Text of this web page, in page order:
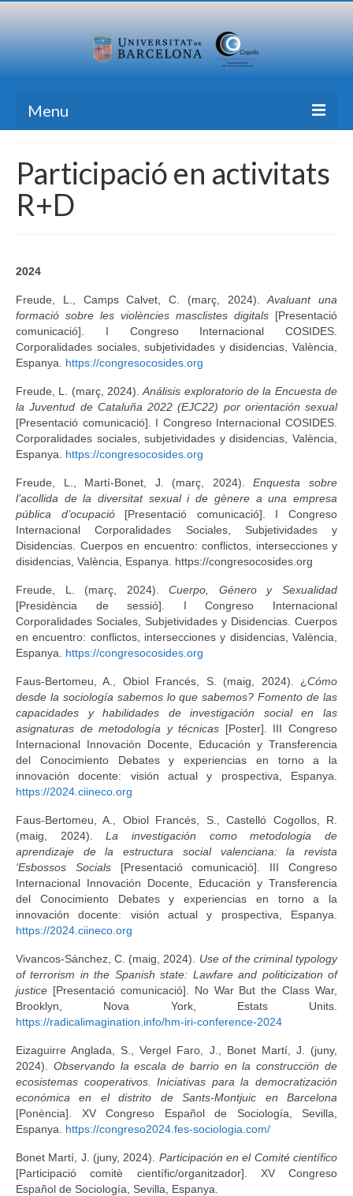
Menu
Recerca
Formació
Totes les Notícies
Contacte
Participació en activitats
R+D
2024
Freude, L., Camps Calvet, C. (març, 2024).Avaluant una
formació sobre les violències masclistes digitals [Presentació
comunicació]. I Congreso Internacional COSIDES.
Corporalidades sociales, subjetividades y disidencias, València,
Espanya. https://congresocosides.org
Freude, L. (març, 2024).Análisis exploratorio de la Encuesta de
la Juventud de Cataluña 2022 (EJC22) por orientación sexual
[Presentació comunicació]. I Congreso Internacional COSIDES.
Corporalidades sociales, subjetividades y disidencias, València,
Espanya. https://congresocosides.org
Freude, L., Martí-Bonet, J. (març, 2024).Enquesta sobre
l’acollida de la diversitat sexual i de gènere a una empresa
pública d’ocupació[Presentació comunicació]. I Congreso
Internacional Corporalidades Sociales, Subjetividades y
Disidencias. Cuerpos en encuentro: conflictos, intersecciones y
disidencias, València, Espanya. https://congresocosides.org
Freude, L. (març, 2024).Cuerpo, Género y Sexualidad
[Presidència de sessió]. I Congreso Internacional
Corporalidades Sociales, Subjetividades y Disidencias. Cuerpos
en encuentro: conflictos, intersecciones y disidencias, València,
Espanya. https://congresocosides.org
Faus-Bertomeu, A., Obiol Francés, S. (maig, 2024). ¿Cómo
desde la sociología sabemos lo que sabemos? Fomento de las
capacidades y habilidades de investigación social en las
asignaturas de metodología y técnicas [Poster]. III Congreso
Internacional Innovación Docente, Educación y Transferencia
del Conocimiento Debates y experiencias en torno a la
innovación docente: visión actual y prospectiva, Espanya.
https://2024.ciineco.org
Faus-Bertomeu, A., Obiol Francés, S., Castelló Cogollos, R.
(maig, 2024).La investigación como metodologia de
aprendizaje de la estructura social valenciana: la revista
‘Esbossos Socials[Presentació comunicació]. III Congreso
Internacional Innovación Docente, Educación y Transferencia
del Conocimiento Debates y experiencias en torno a la
innovación docente: visión actual y prospectiva, Espanya.
https://2024.ciineco.org
Vivancos-Sánchez, C. (maig, 2024). Use of the criminal typology
of terrorism in the Spanish state: Lawfare and politicization of
justice [Presentació comunicació]. No War But the Class War,
Brooklyn, Nova York, Estats Units.
https://radicalimagination.info/hm-iri-conference-2024
Eizaguirre Anglada, S., Vergel Faro, J., Bonet Martí, J. (juny,
2024). Observando la escala de barrio en la construcción de
ecosistemas cooperativos. Iniciativas para la democratización
económica en el distrito de Sants-Montjuic en Barcelona
[Ponència]. XV Congreso Español de Sociología, Sevilla,
Espanya. https://congreso2024.fes-sociologia.com/
Bonet Martí, J. (juny, 2024). Participación en el Comité científico
[Participació comitè científic/organitzador]. XV Congreso
Español de Sociología, Sevilla, Espanya.